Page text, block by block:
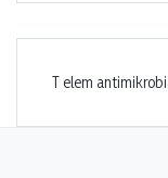
T elem